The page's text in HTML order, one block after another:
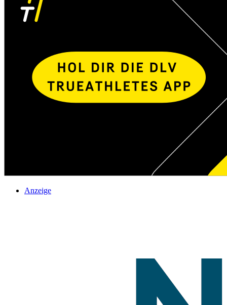
Anzeige